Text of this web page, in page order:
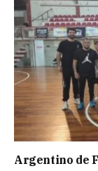
Argentino de